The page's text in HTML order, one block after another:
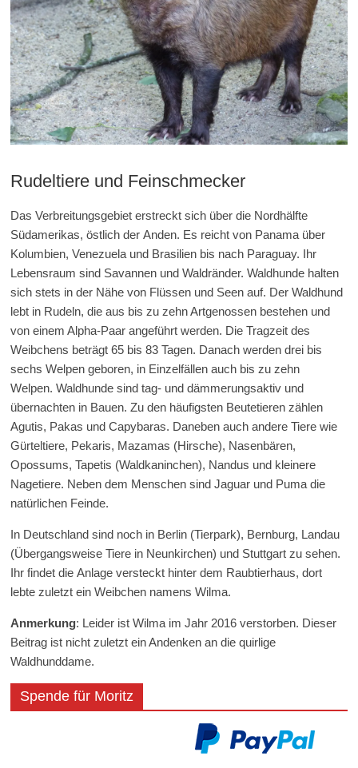
Rudeltiere und Feinschmecker
Das Verbreitungsgebiet erstreckt sich über die Nordhälfte
Südamerikas, östlich der Anden. Es reicht von Panama über
Kolumbien, Venezuela und Brasilien bis nach Paraguay. Ihr
Lebensraum sind Savannen und Waldränder. Waldhunde halten
sich stets in der Nähe von Flüssen und Seen auf. Der Waldhund
lebt in Rudeln, die aus bis zu zehn Artgenossen bestehen und
von einem Alpha-Paar angeführt werden. Die Tragzeit des
Weibchens beträgt 65 bis 83 Tagen. Danach werden drei bis
sechs Welpen geboren, in Einzelfällen auch bis zu zehn
Welpen. Waldhunde sind tag- und dämmerungsaktiv und
übernachten in Bauen. Zu den häufigsten Beutetieren zählen
Agutis, Pakas und Capybaras. Daneben auch andere Tiere wie
Gürteltiere, Pekaris, Mazamas (Hirsche), Nasenbären,
Opossums, Tapetis (Waldkaninchen), Nandus und kleinere
Nagetiere. Neben dem Menschen sind Jaguar und Puma die
natürlichen Feinde.
In Deutschland sind noch in Berlin (Tierpark), Bernburg, Landau
(Übergangsweise Tiere in Neunkirchen) und Stuttgart zu sehen.
Ihr findet die Anlage versteckt hinter dem Raubtierhaus, dort
lebte zuletzt ein Weibchen namens Wilma.
Anmerkung: Leider ist Wilma im Jahr 2016 verstorben. Dieser
Beitrag ist nicht zuletzt ein Andenken an die quirlige
Waldhunddame.
Spende für Moritz